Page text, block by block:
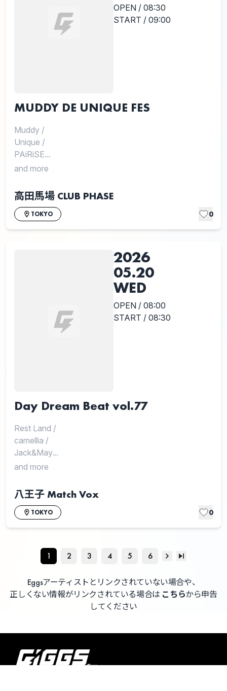
OPEN / 08:30
START / 09:00
MUDDY DE UNIQUE FES
Muddy /
Unique /
PAiRiSE...
and more
高田馬場 CLUB PHASE
TOKYO 0
2026
05.20
WED
OPEN / 08:00
START / 08:30
Day Dream Beat vol.77
Rest Land /
camellia /
Jack&May...
and more
八王子 Match Vox
TOKYO 0
1 2 3 4 5 6
Eggsアーティストとリンクされていない場合や、
正しくない情報がリンクされている場合は こちらから申告
してください